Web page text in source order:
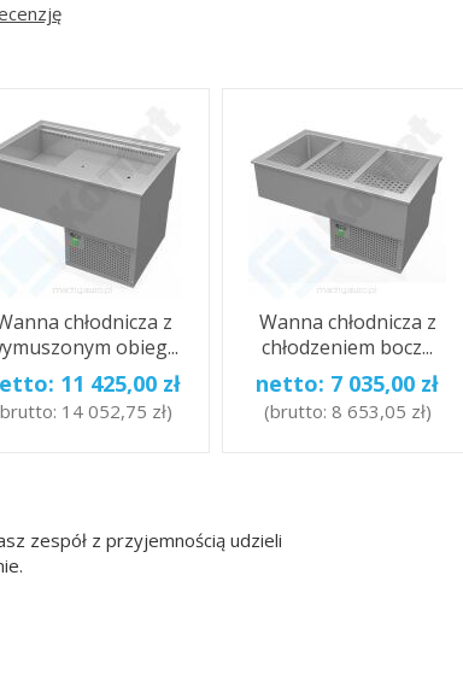
chłodnicza z
obieg...
11 425,00 zł
14 052,75 zł)
Wanna chłodnicza z
chłodzeniem bocz...
netto: 7 035,00 zł
(brutto: 8 653,05 zł)
zespół z przyjemnością udzieli